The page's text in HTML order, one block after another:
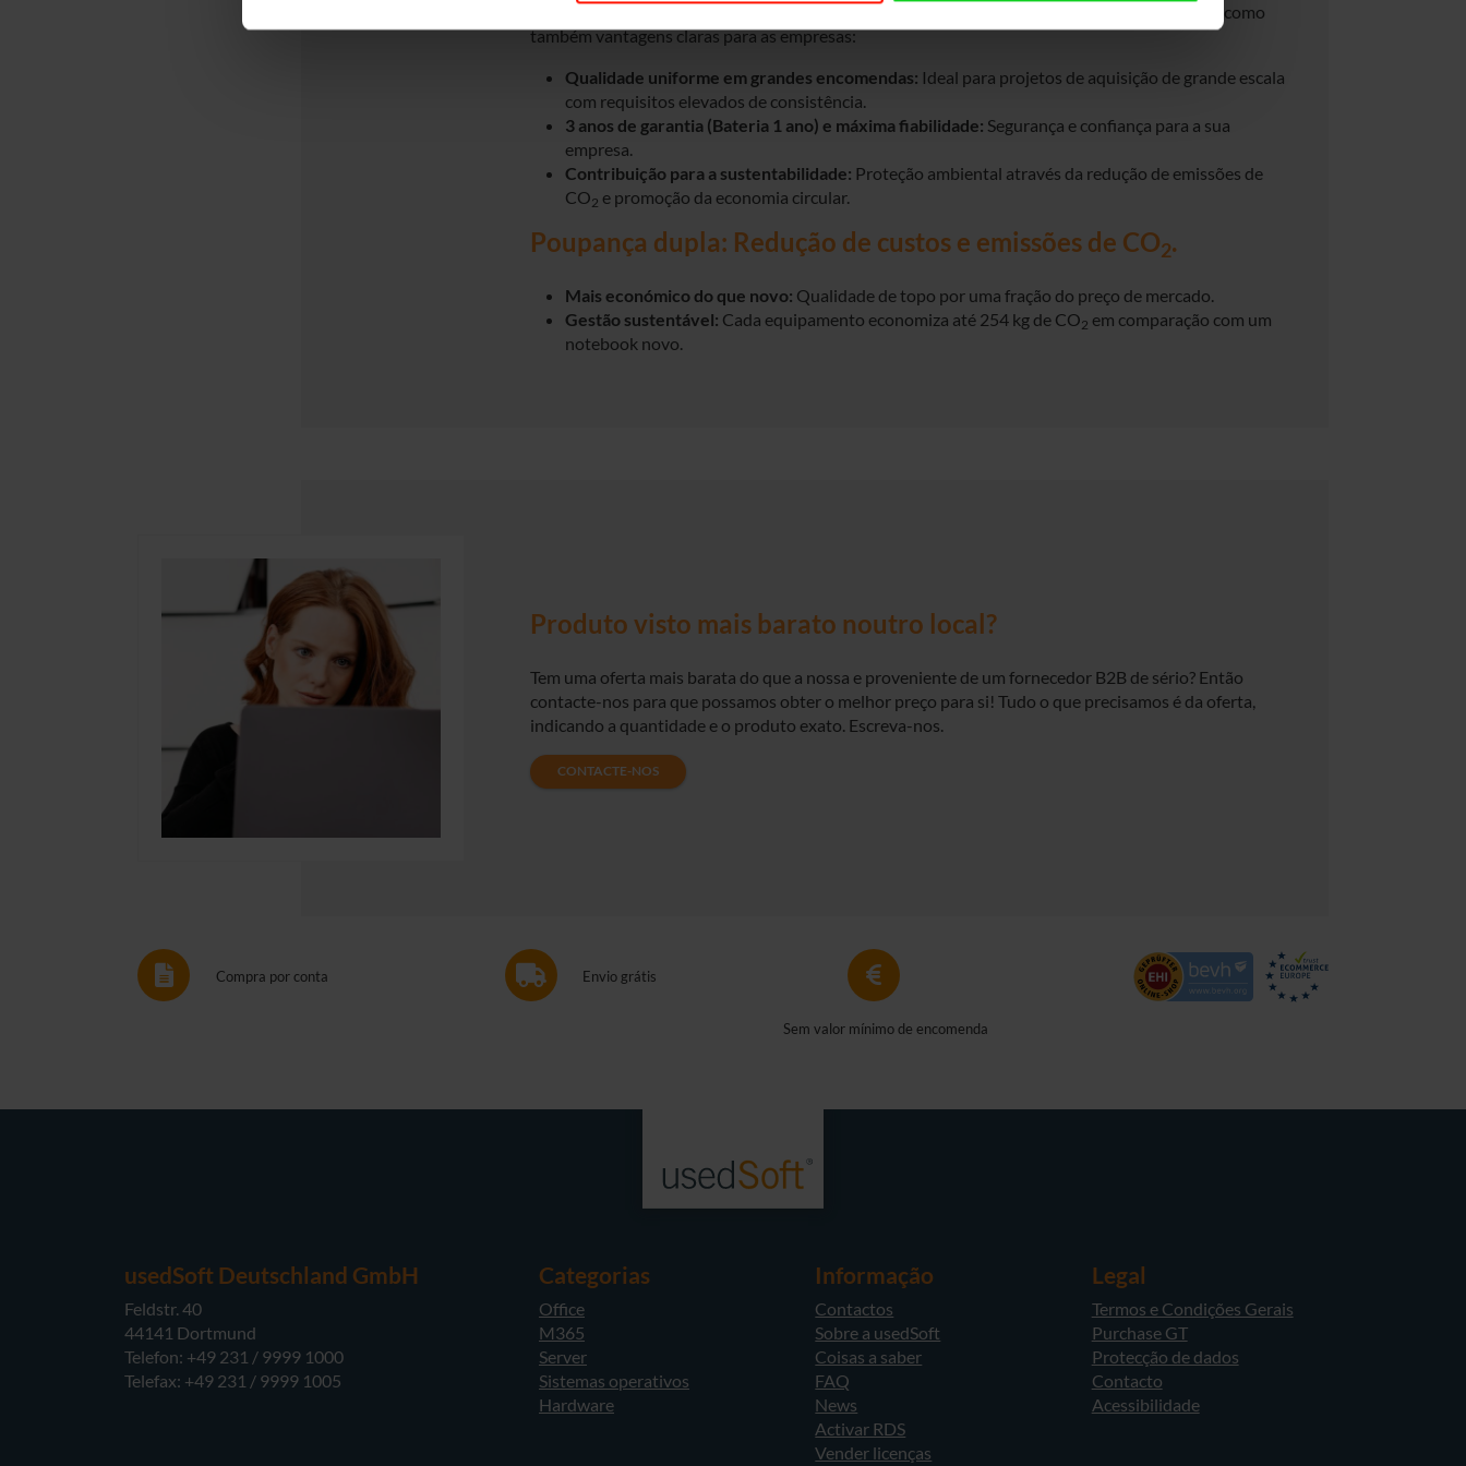
Os nossos aparelhos Premium+ não só oferecem os mais elevados padrões visuais e técnicos, como
também vantagens claras para as empresas:
Qualidade uniforme em grandes encomendas: Ideal para projetos de aquisição de grande escala
com requisitos elevados de consistência.
3 anos de garantia (Bateria 1 ano) e máxima fiabilidade: Segurança e confiança para a sua
empresa.
Contribuição para a sustentabilidade: Proteção ambiental através da redução de emissões de
CO2 e promoção da economia circular.
Poupança dupla: Redução de custos e emissões de CO2.
Mais económico do que novo: Qualidade de topo por uma fração do preço de mercado.
Gestão sustentável: Cada equipamento economiza até 254 kg de CO2 em comparação com um
notebook novo.
Produto visto mais barato noutro local?
Tem uma oferta mais barata do que a nossa e proveniente de um fornecedor B2B de sério? Então
contacte-nos para que possamos obter o melhor preço para si! Tudo o que precisamos é da oferta,
indicando a quantidade e o produto exato. Escreva-nos.
CONTACTE-NOS
Compra por conta Envio grátis
Sem valor mínimo de encomenda
usedSoft Deutschland GmbH
Feldstr. 40
44141 Dortmund
Telefon: +49 231 / 9999 1000
Telefax: +49 231 / 9999 1005
Categorias
Office
M365
Server
Sistemas operativos
Hardware
Informação
Contactos
Sobre a usedSoft
Coisas a saber
FAQ
News
Activar RDS
Vender licenças
Legal
Termos e Condições Gerais
Purchase GT
Protecção de dados
Contacto
Acessibilidade